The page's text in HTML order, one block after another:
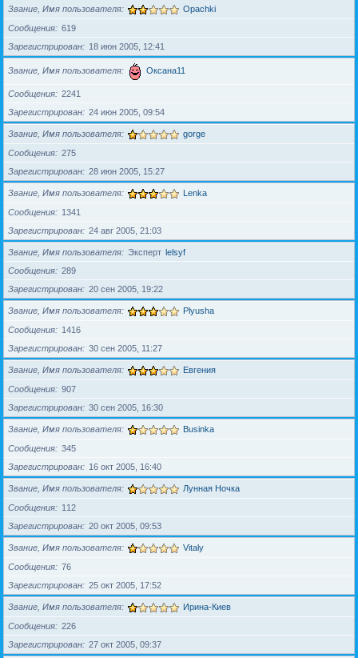
Звание, Имя пользователя Opachki
Сообщения
619
Зарегистрирован
18 июн 2005, 12:41
Звание, Имя пользователя Оксана11
Сообщения
2241
Зарегистрирован
24 июн 2005, 09:54
Звание, Имя пользователя gorge
Сообщения
275
Зарегистрирован
28 июн 2005, 15:27
Звание, Имя пользователя Lenka
Сообщения
1341
Зарегистрирован
24 авг 2005, 21:03
Звание, Имя пользователя Эксперт lelsyf
Сообщения
289
Зарегистрирован
20 сен 2005, 19:22
Звание, Имя пользователя Plyusha
Сообщения
1416
Зарегистрирован
30 сен 2005, 11:27
Звание, Имя пользователя Евгения
Сообщения
907
Зарегистрирован
30 сен 2005, 16:30
Звание, Имя пользователя Businka
Сообщения
345
Зарегистрирован
16 окт 2005, 16:40
Звание, Имя пользователя Лунная Ночка
Сообщения
112
Зарегистрирован
20 окт 2005, 09:53
Звание, Имя пользователя Vitaly
Сообщения
76
Зарегистрирован
25 окт 2005, 17:52
Звание, Имя пользователя Ирина-Киев
Сообщения
226
Зарегистрирован
27 окт 2005, 09:37